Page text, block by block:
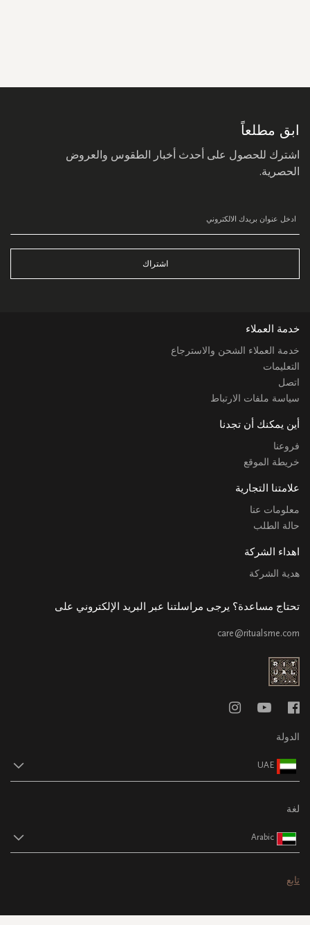
ابق مطلعاً
اشترك للحصول على أحدث أخبار الطقوس والعروض
الحصرية.
اشتراك
خدمة العملاء
خدمة العملاء الشحن والاسترجاع
التعليمات
اتصل
سياسة ملفات الارتباط
أين يمكنك أن تجدنا
فروعنا
خريطة الموقع
علامتنا التجارية
معلومات عنا
حالة الطلب
اهداء الشركة
هدية الشركة
تحتاج مساعدة؟ يرجى مراسلتنا عبر البريد الإلكتروني على
care@ritualsme.com
الدولة
UAE
لغة
Arabic
تابع